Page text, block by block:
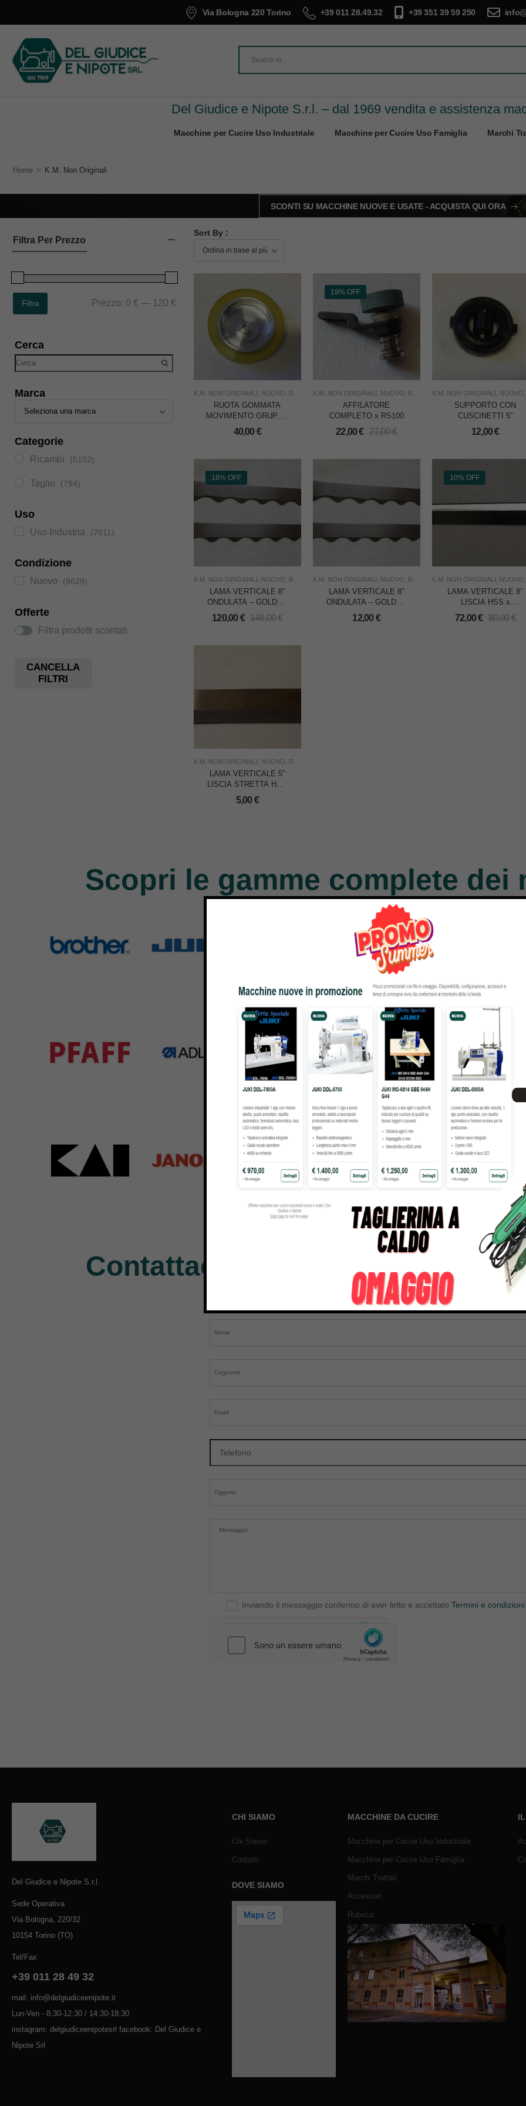
Via Bologna 220 Torino +39 011 28.49.32 +39 351 39 59 250
Del Giudice e Nipote S.r.l. – dal 1969 vendita e assistenza
Macchine per Cucire Uso Industriale Macchine per Cucire Uso Famiglia Marchi
Home > K.M. Non Originali
SCONTI SU MACCHINE NUOVE E USATE - ACQUISTA QUI ORA
Filtra Per Prezzo
Filtra Prezzo: 0 € — 120 €
Cerca
Marca
Categorie
Ricambi (5102)
Taglio (794)
Uso
Uso Industria (7611)
Condizione
Nuovo (8629)
Offerte
Filtra prodotti scontati
CANCELLA
FILTRI
Sort By :
K.M. NON ORIGINALI NUOVO RICAMBI , TAGLIO ,USO INDUSTRIA
RUOTA GOMMATA
MOVIMENTO GRUPPO
AFFILATORE PER
TAGLIERINA
40,00 €
19% OFF
K.M. NON ORIGINALI NUOVO RICAMBI PER TAGLIERINE , TAGLIO,
AFFILATORE
COMPLETO x RS100
22,00€ 27,00€
K.M. NON ORIGINALI NUOVO
SUPPORTO CON
CUSCINETTI 5″
12,00€
18% OFF
K.M. NON ORIGINALI NUOVO RICAMBI PER TAGLIERINE , TAGLIO,USO INDUSTRIA
LAMA VERTICALE 8″
ONDULATA – GOLDEN
EAGLE – CONF. DA 12
PZ.
120,00 € 146,00€
K.M. NON ORIGINALI NUOVO RICAMBI PER TAGLIERINE ,TAGLIO,
LAMA VERTICALE 8″
ONDULATA – GOLDEN
EAGLE – CADAUNA
12,00 €
10% OFF
K.M. NON ORIGINALI NUOVO
LAMA VERTICALE 8″
LISCIA HSS x
KM/EASTMAN/STAR –
GOLDEN EAGLE –
72,00€ 80,00€
K.M. NON ORIGINALI NUOVO RICAMBI PER TAGLIERINE
LAMA VERTICALE 5″
LISCIA STRETTA HSS
x KM/EASTMAN/STAR
– GOLDEN EAGLE –
5,00 €
Scopri le gamme complete dei
224 Products
Necchi
770 Products
Durkopp
351 Products
Baratto
172 Products
Bernina
295 Products
Cornely
198 Products
Pegasus Perfecta
50 Products
Rasor
117 Products
Contattaci per chiedere un
Inviando il messaggio confermo di aver letto e accettato Termini e condizioni
Del Giudice e Nipote S.r.l.
Sede Operativa
Via Bologna, 220/32
10154 Torino (TO)
Tel/Fax
+39 011 28 49 32
mail: info@delgiudiceenipote.it
Lun-Ven - 8:30-12:30 / 14:30-18:30
instagram: delgiudiceenipotesrl facebook: Del Giudice e
Nipote Srl
CHI SIAMO
Chi Siamo
Contatti
DOVE SIAMO
MACCHINE DA CUCIRE
Macchine per Cucire Uso Industriale
Macchine per Cucire Uso Famiglia
Marchi Trattati
Accessori
Rubrica